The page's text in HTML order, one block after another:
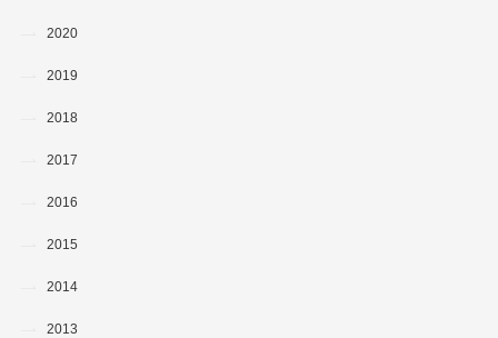
2020
2019
2018
2017
2016
2015
2014
2013